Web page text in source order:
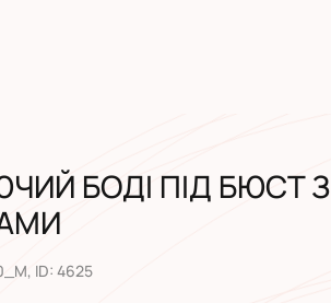
БОДІ ПІД БЮСТ З
, ID: 4625